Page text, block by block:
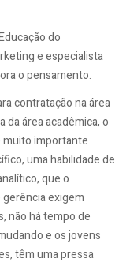
do
e especialista
o pensamento.
contratação na área
da área acadêmica, o
muito importante
uma habilidade de
que o
exigem
não há tempo de
e os jovens
têm uma pressa